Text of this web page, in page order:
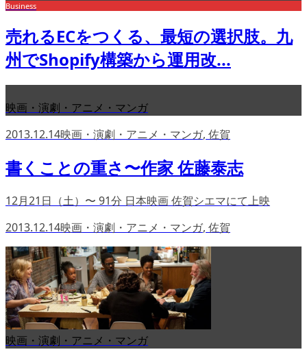
Business
売れるECをつくる、最短の選択肢。九
州でShopify構築から運用改...
映画・演劇・アニメ・マンガ
2013.12.14映画・演劇・アニメ・マンガ, 佐賀
書くことの重さ〜作家 佐藤泰志
12月21日（土）〜 91分 日本映画 佐賀シエマにて上映
2013.12.14映画・演劇・アニメ・マンガ, 佐賀
映画・演劇・アニメ・マンガ